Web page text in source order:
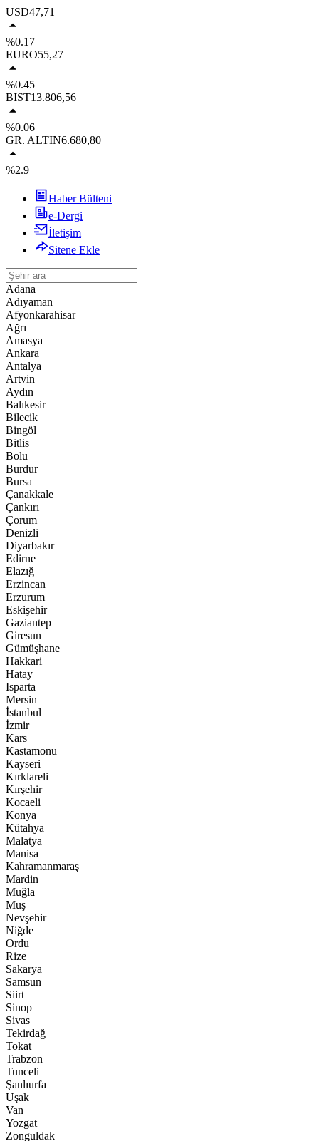
USD47,71
%0.17
EURO55,27
%0.45
BIST13.806,56
%0.06
GR. ALTIN6.680,80
%2.9
Haber Bülteni
e-Dergi
İletişim
Sitene Ekle
Adana
Adıyaman
Afyonkarahisar
Ağrı
Amasya
Ankara
Antalya
Artvin
Aydın
Balıkesir
Bilecik
Bingöl
Bitlis
Bolu
Burdur
Bursa
Çanakkale
Çankırı
Çorum
Denizli
Diyarbakır
Edirne
Elazığ
Erzincan
Erzurum
Eskişehir
Gaziantep
Giresun
Gümüşhane
Hakkari
Hatay
Isparta
Mersin
İstanbul
İzmir
Kars
Kastamonu
Kayseri
Kırklareli
Kırşehir
Kocaeli
Konya
Kütahya
Malatya
Manisa
Kahramanmaraş
Mardin
Muğla
Muş
Nevşehir
Niğde
Ordu
Rize
Sakarya
Samsun
Siirt
Sinop
Sivas
Tekirdağ
Tokat
Trabzon
Tunceli
Şanlıurfa
Uşak
Van
Yozgat
Zonguldak